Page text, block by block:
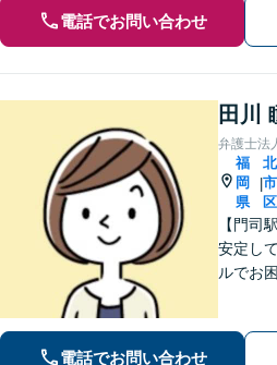
電話でお問い合わせ
田川
弁護士法
福
岡
県
|
区
【門司
安定し
ルでお
りの方
電話でお問い合わせ